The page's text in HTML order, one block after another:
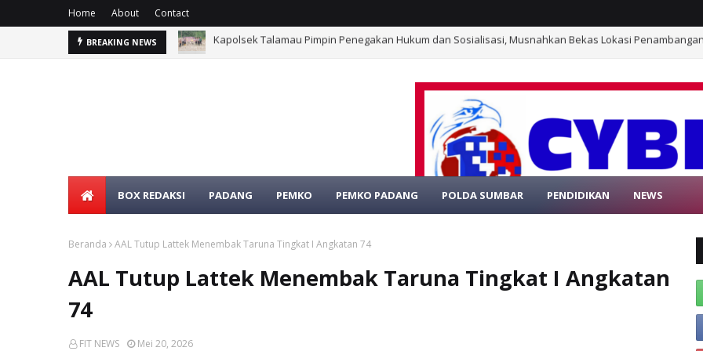
Home About Contact
BREAKING NEWS
Kecamatan Talamau MERIAHKAN HUT KEMERDEKAAN, KODAERAL XIII GELAR PERLOMBAAN/ PERTANDINGAN INSPIRATIF
SELAMAT
BOX REDAKSI PADANG PEMKO PEMKO PADANG POLDA SUMBAR PENDIDIKAN NEWS
Beranda AAL Tutup Lattek Menembak Taruna Tingkat I Angkatan 74
AAL Tutup Lattek Menembak Taruna Tingkat I Angkatan
74
FIT NEWS Mei 20, 2026